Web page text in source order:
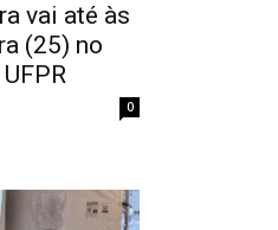
vai até às
(25) no
0